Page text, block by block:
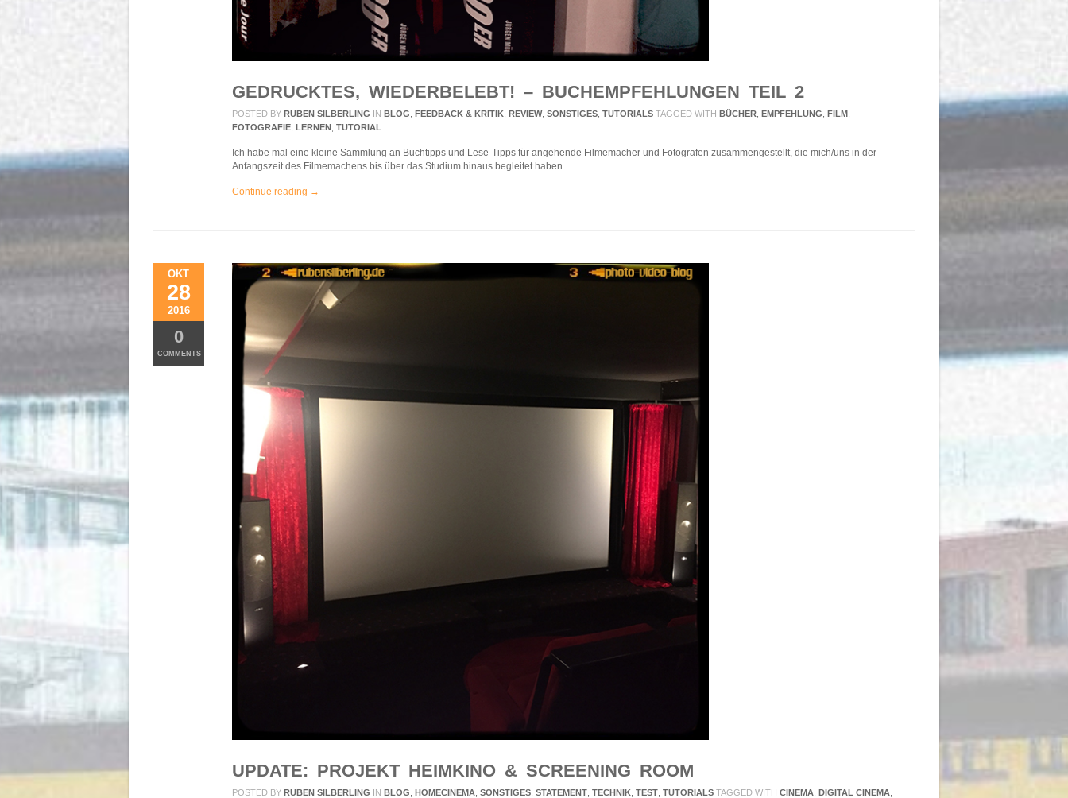
GEDRUCKTES, WIEDERBELEBT! – BUCHEMPFEHLUNGEN TEIL 2
POSTED BY RUBEN SILBERLING IN BLOG FEEDBACK & KRITIK REVIEW, SONSTIGES TUTORIALS TAGGED WITH BÜCHER EMPFEHLUNG FILM
FOTOGRAFIE LERNEN TUTORIAL
Ich habe mal eine kleine Sammlung an Buchtipps und Lese-Tipps für angehende Filmemacher und Fotografen zusammengestellt, die mich/uns in der
Anfangszeit des Filmemachens bis über das Studium hinaus begleitet haben.
Continue reading →
OKT
28
2016
0
COMMENTS
UPDATE: PROJEKT HEIMKINO & SCREENING ROOM
POSTED BY RUBEN SILBERLING IN BLOG HOMECINEMA SONSTIGES STATEMENT TECHNIK TEST TUTORIALS TAGGED WITH CINEMA DIGITAL CINEMA